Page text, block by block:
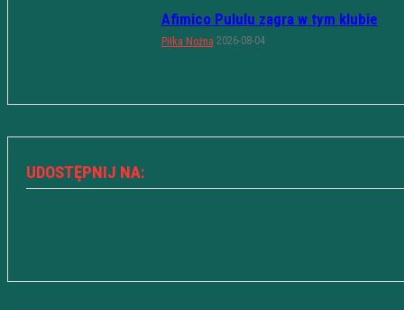
Afimico Pululu zagra w tym klubie
Piłka Nożna 2026-08-04
UDOSTĘPNIJ NA: